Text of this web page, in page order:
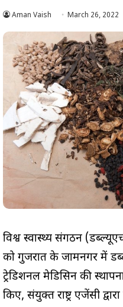
Aman Vaish March 26, 2022
विश्व स्वास्थ्य संगठन
को गुजरात के जामनगर में
ट्रेडिशनल मेडिसिन की
किए, संयुक्त राष्ट्र एजेंसी